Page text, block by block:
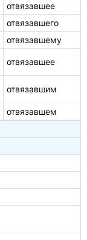
отвязавшее
отвязавшего
отвязавшему
отвязавшее
отвязавшим
отвязавшем